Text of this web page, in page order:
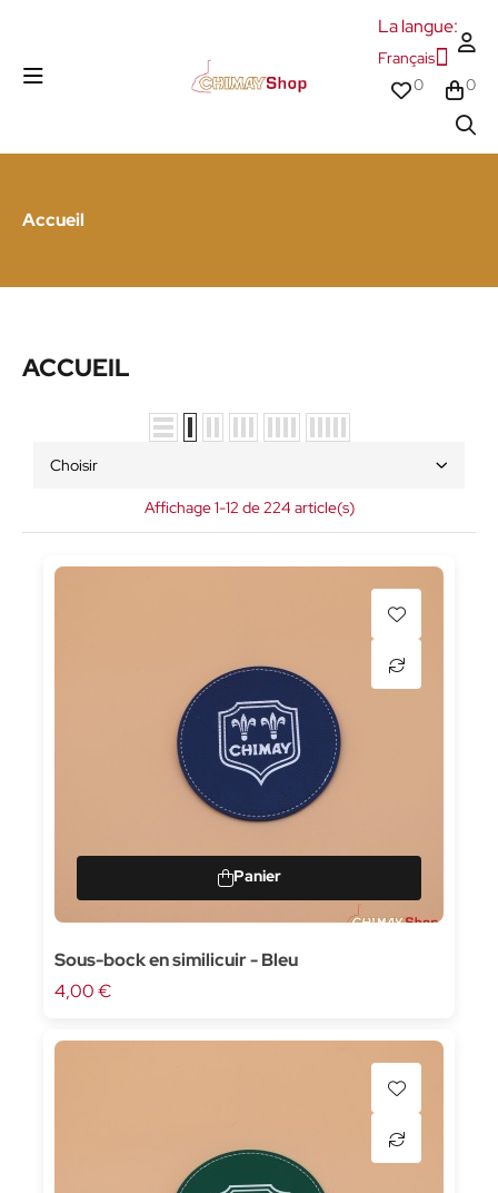
La langue:
Français
0
0
Accueil
ACCUEIL
Choisir
Affichage 1-12 de 224 article(s)
Sous-bock en similicuir - Bleu
4,00 €